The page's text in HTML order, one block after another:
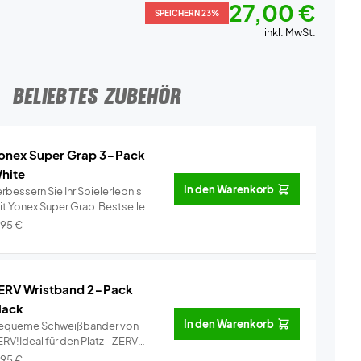
SPEICHERN 23% 27,00 €
inkl. MwSt.
BELIEBTES ZUBEHÖR
Super Grap 3-Pack
Sie Ihr Spielerlebnis
Yonex Super Grap.Bestseller
Info
€
In den Warenkorb
Wristband 2-Pack
Schweißbänder von
für den Platz - ZERV
In den Warenkorb